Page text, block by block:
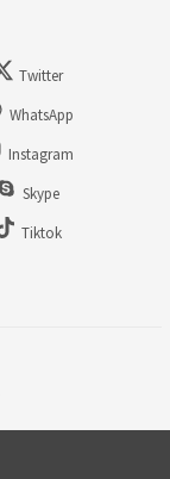
Twitter
WhatsApp
Instagram
Skype
Tiktok